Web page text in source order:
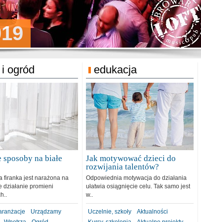
31.12.2018
Michelin
ogród
sposoby na białe
firanka jest narażona na
działanie promieni
Urządzamy
edukacja
Jak motywować dzieci do
rozwijania talentów?
Odpowiednia motywacja do działania
ułatwia osiągnięcie celu. Tak samo jest
w..
Uczelnie, szkoły
Aktualności